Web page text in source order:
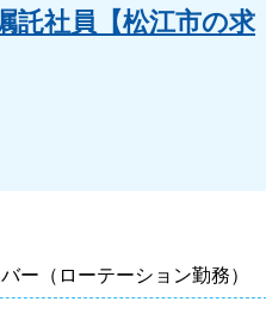
託社員【松江市の求
ー（ローテーション勤務）